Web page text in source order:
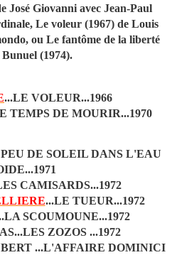
José Giovanni avec Jean-Paul
Le voleur (1967) de Louis
ou Le fantôme de la liberté
(1974).
...LE VOLEUR...1966
TEMPS DE MOURIR...1970
DE SOLEIL DANS L'EAU
CAMISARDS...1972
...LE TUEUR...1972
SCOUMOUNE...1972
ZOZOS ...1972
...L'AFFAIRE DOMINICI